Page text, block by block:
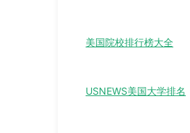
美国院校排行榜大全
USNEWS美国大学排名